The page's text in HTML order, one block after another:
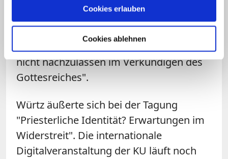
Cookies erlauben
Cookies ablehnen
zusammenhalten. Es sei "unumgänglich,
dass sich die Priester gegenseitig
stützen, Halt geben und auch stärken,
nicht nachzulassen im Verkündigen des
Gottesreiches".
Würtz äußerte sich bei der Tagung
"Priesterliche Identität? Erwartungen im
Widerstreit". Die internationale
Digitalveranstaltung der KU läuft noch